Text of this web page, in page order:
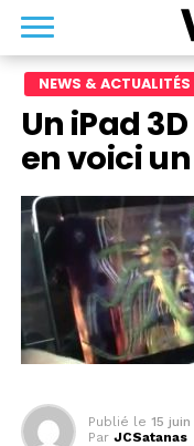
NEWS & ACTUALITÉS
Un iPad
en voici
Publié le 15 juin
Par JCSatanas